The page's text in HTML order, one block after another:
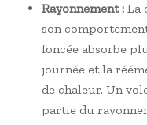
Rayonnement : La
son
foncée absorbe
journée et la
de chaleur. Un
partie du